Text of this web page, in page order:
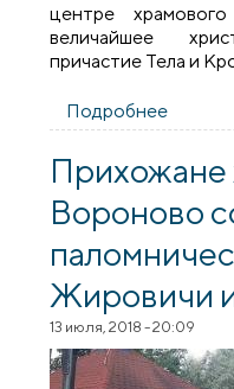
центре
величайшее
причастие Тела и
Подробнее
Прихожане
Вороново
Жировичи
13 июля, 2018 - 20:09